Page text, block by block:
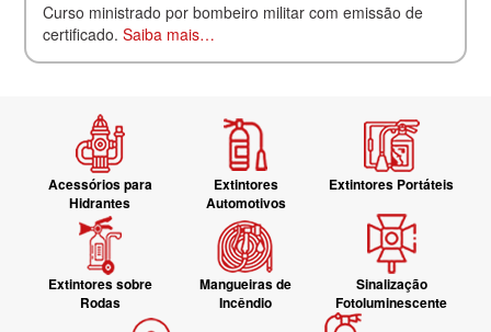
Curso ministrado por bombeiro militar com emissão de
certificado.Saiba mais…
Acessórios para
Hidrantes
Extintores
Automotivos
Extintores Portáteis
Extintores sobre
Rodas
Mangueiras de
Incêndio
Sinalização
Fotoluminescente